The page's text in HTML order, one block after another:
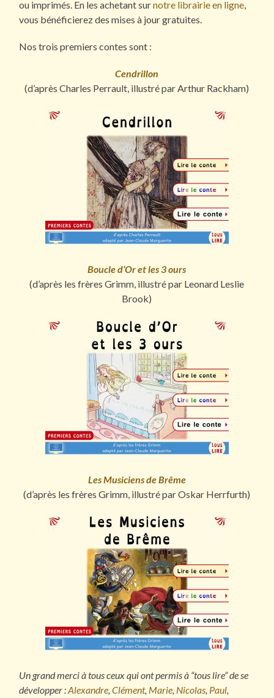
ou imprimés. En les achetant surnotre librairie en ligne,
vous bénéficierez des mises à jour gratuites.
Nos trois premiers contes sont :
Cendrillon
(d’après Charles Perrault, illustré par Arthur Rackham)
Boucle d’Or et les 3 ours
(d’après les frères Grimm, illustré par Leonard Leslie
Brook)
Les Musiciens de Brême
(d’après les frères Grimm, illustré par Oskar Herrfurth)
Un grand merci à tous ceux qui ont permis à “tous lire” de se
développer :Alexandre,Clément, Marie, Nicolas, Paul,